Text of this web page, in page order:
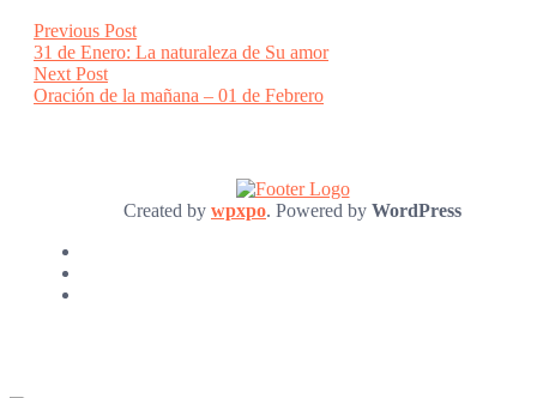
Post
navigation
Previous PostPrevious
post:
31 de Enero: La naturaleza de Su amor
Next PostNext
post:
Oración de la mañana – 01 de Febrero
Created by wpxpo. Powered by WordPress